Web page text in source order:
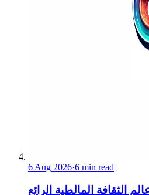
6 Aug 2026·6 min read
الثقافة المالطية الرائع